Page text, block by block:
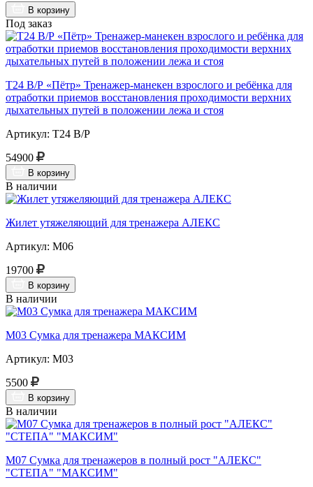
В корзину
Под заказ
Т24 В/Р «Пётр» Тренажер-манекен взрослого и ребёнка для
отработки приемов восстановления проходимости верхних
дыхательных путей в положении лежа и стоя
Артикул: Т24 В/Р
54900
В корзину
В наличии
Жилет утяжеляющий для тренажера АЛЕКС
Артикул: М06
19700
В корзину
В наличии
М03 Сумка для тренажера МАКСИМ
Артикул: М03
5500
В корзину
В наличии
М07 Сумка для тренажеров в полный рост "АЛЕКС"
"СТЕПА" "МАКСИМ"